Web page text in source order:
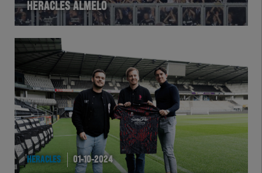
HERACLES ALMELO
HERACLES 01-10-2024